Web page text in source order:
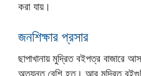
করা যায়।
জনশিক্ষার প্রসার
ছাপাখানায় মুদ্রিত বইপত্র বাজারে
অত্যন্ত বেশি হত। আর মুদ্রিত